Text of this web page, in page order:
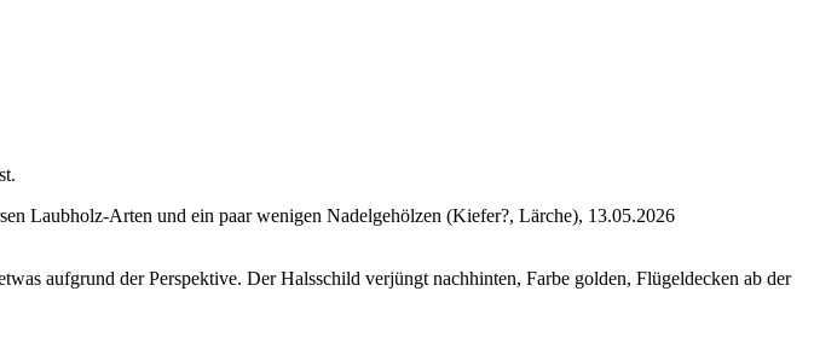
Laubholz-Arten und ein paar wenigen Nadelgehölzen (Kiefer?, Lärche), 13.05.2026
aufgrund der Perspektive. Der Halsschild verjüngt nachhinten, Farbe golden, Flügeldecken ab der